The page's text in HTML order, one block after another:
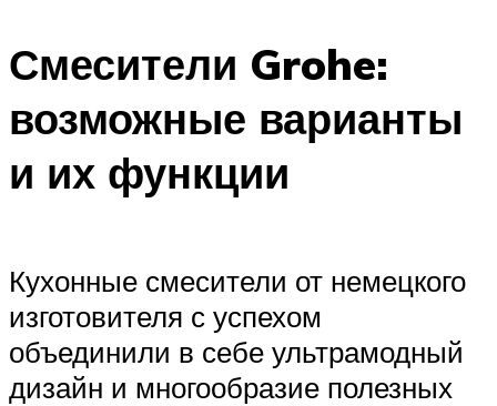
Смесители Grohe:
возможные варианты
и их функции
Кухонные смесители от немецкого
изготовителя с успехом
объединили в себе ультрамодный
дизайн и многообразие полезных